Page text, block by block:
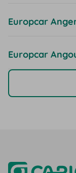
Europcar
Europcar